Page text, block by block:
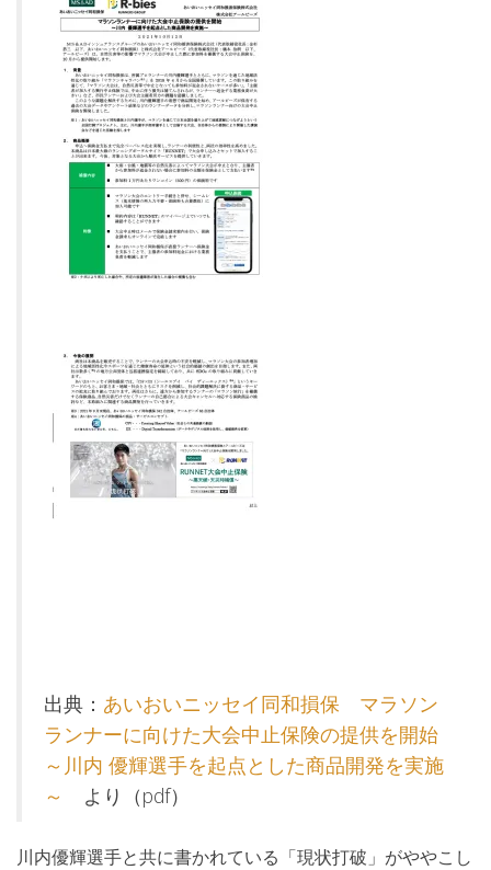
出典： あいおいニッセイ同和損保 マラソン
ランナーに向けた大会中止保険の提供を開始
～川内 優輝選手を起点とした商品開発を実施
～
より（pdf）
川内優輝選手と共に書かれている「現状打破」がややこし